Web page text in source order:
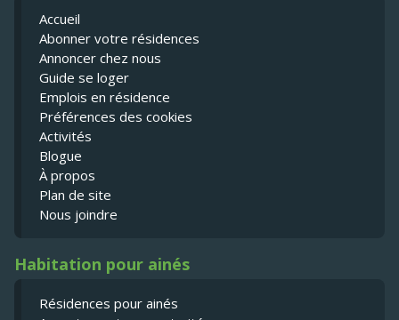
Accueil
Abonner votre résidences
Annoncer chez nous
Guide se loger
Emplois en résidence
Préférences des cookies
Activités
Blogue
À propos
Plan de site
Nous joindre
Habitation pour ainés
Résidences pour ainés